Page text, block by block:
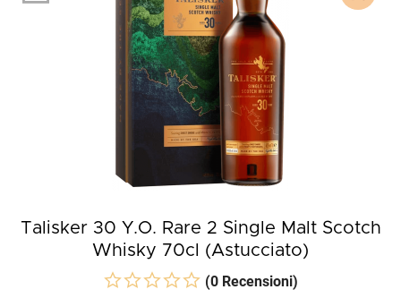
Talisker 30 Y.O. Rare 2 Single Malt Scotch
Whisky 70cl (Astucciato)
(0 Recensioni)